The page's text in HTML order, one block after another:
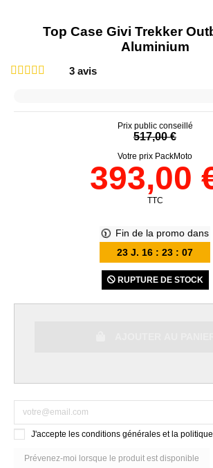
Top Case Givi Trekker
Aluminium
3 avis
Prix public conseillé
517,00 €
Votre prix PackMoto
393,00
TTC
Fin de la promo dans
23 J. 16 : 23 : 07
RUPTURE DE STOCK
J'accepte les conditions générales et la